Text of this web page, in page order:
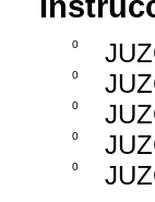
0
0
0
0
0